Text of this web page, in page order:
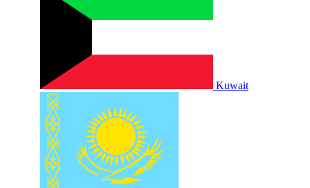
Kuwait